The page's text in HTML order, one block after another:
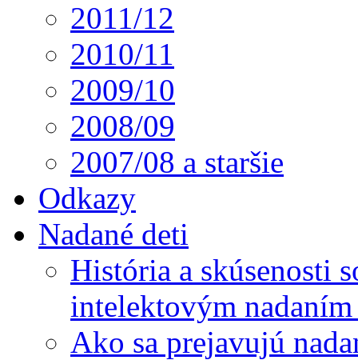
2011/12
2010/11
2009/10
2008/09
2007/08 a staršie
Odkazy
Nadané deti
História a skúsenosti
intelektovým
Ako sa prejavujú